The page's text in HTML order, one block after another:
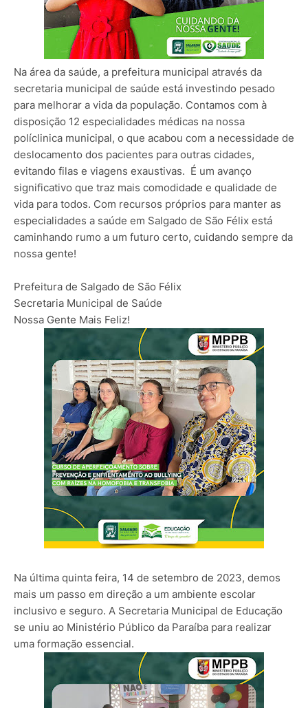
Na área da saúde, a prefeitura municipal através da
secretaria municipal de saúde está investindo pesado
para melhorar a vida da população. Contamos com à
disposição 12 especialidades médicas na nossa
políclinica municipal, o que acabou com a necessidade de
deslocamento dos pacientes para outras cidades,
evitando filas e viagens exaustivas. É um avanço
significativo que traz mais comodidade e qualidade de
vida para todos. Com recursos próprios para manter as
especialidades a saúde em Salgado de São Félix está
caminhando rumo a um futuro certo, cuidando sempre da
nossa gente!
Prefeitura de Salgado de São Félix
Secretaria Municipal de Saúde
Nossa Gente Mais Feliz!
Na última quinta feira, 14 de setembro de 2023, demos
mais um passo em direção a um ambiente escolar
inclusivo e seguro. A Secretaria Municipal de Educação
se uniu ao Ministério Público da Paraíba para realizar
uma formação essencial.